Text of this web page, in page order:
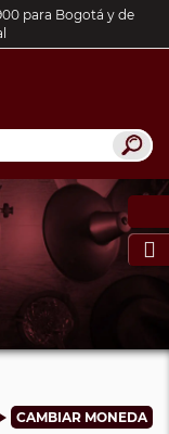
para Bogotá y de
